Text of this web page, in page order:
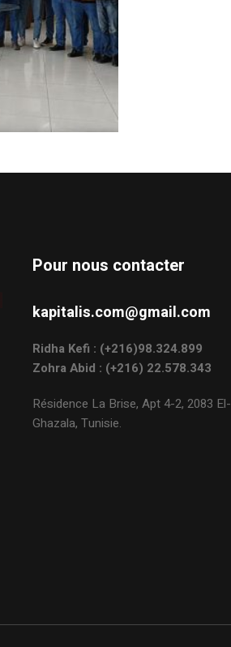
Pour nous contacter
kapitalis.com@gmail.com
Ridha Kefi : (+216)98.324.899
Zohra Abid : (+216) 22.578.343
Résidence La Brise, Apt 4-2, 2083 El-
Ghazala, Tunisie.